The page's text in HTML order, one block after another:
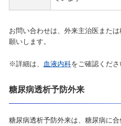
お問い合わせは、外来主治医また
願いします。
※詳細は、 血液内科をご確認くださ
糖尿病透析予防外来
糖尿病透析予防外来は、糖尿病に